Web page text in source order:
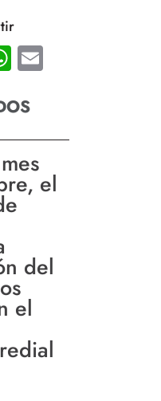
WhatsApp
el
del
el